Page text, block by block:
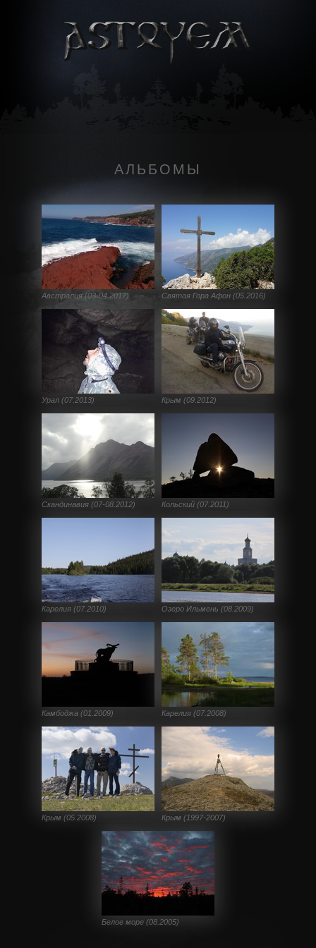
АЛЬБОМЫ
Австралия (03-04.2017) Святая Гора Афон (05.2016)
Урал (07.2013) Крым (09.2012)
Скандинавия (07-08.2012) Кольский (07.2011)
Карелия (07.2010) Озеро Ильмень (08.2009)
Камбоджа (01.2009) Карелия (07.2008)
Крым (05.2008) Крым (1997-2007)
Белое море (08.2005)